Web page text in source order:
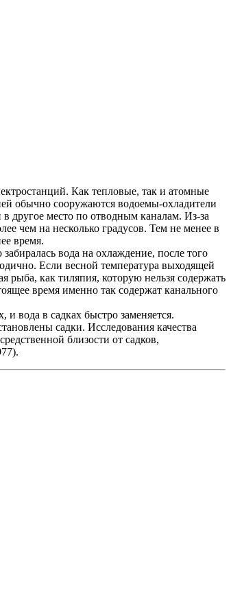
Как тепловые, так и атомные
обычно сооружаются водоемы-охладители
другое место по отводным каналам. Из-за
чем на несколько градусов. Тем не менее в
время.
вода на охлаждение, после того
Если весной температура выходящей
как тиляпия, которую нельзя содержать
время именно так содержат канального
вода в садках быстро заменяется.
садки. Исследования качества
близости от садков,